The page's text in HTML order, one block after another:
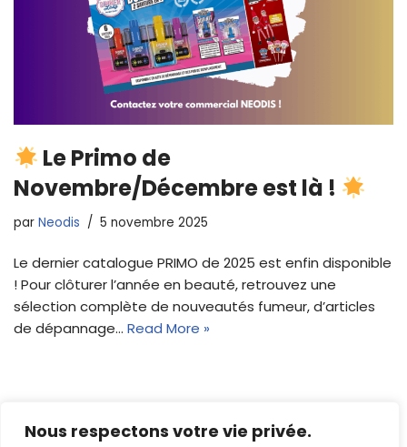
Nous respectons votre vie privée.
Le Primo de
Novembre/Décembre est là !
par Neodis 5 novembre 2025
Le dernier catalogue PRIMO de 2025 est enfin disponible
! Pour clôturer l’année en beauté, retrouvez une
sélection complète de nouveautés fumeur, d’articles
de dépannage… Read More »